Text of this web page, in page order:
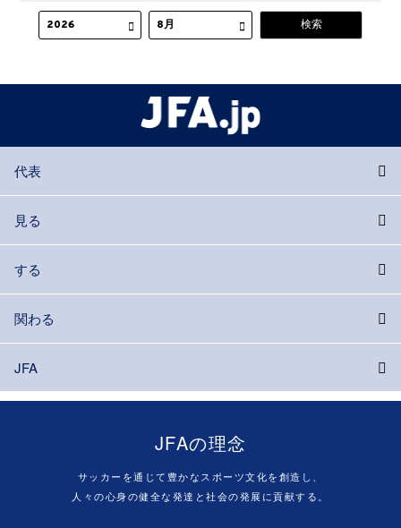
代表
見る
する
関わる
JFA
JFAの理念
サッカーを通じて豊かなスポーツ文化を創造し、
人々の心身の健全な発達と社会の発展に貢献する。